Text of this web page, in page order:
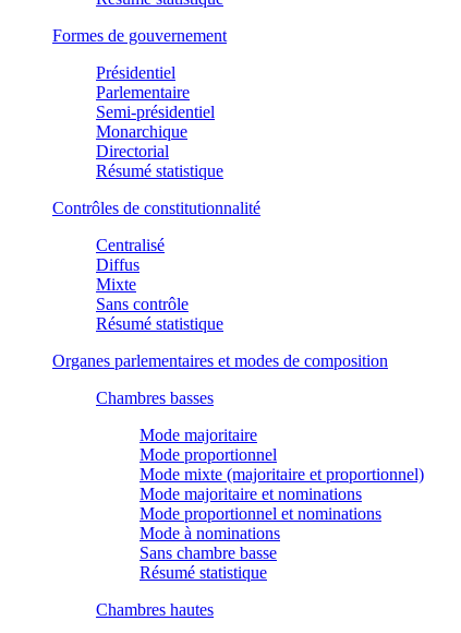
Formes de gouvernement
Présidentiel
Parlementaire
Semi-présidentiel
Monarchique
Directorial
Résumé statistique
Contrôles de constitutionnalité
Centralisé
Diffus
Mixte
Sans contrôle
Résumé statistique
Organes parlementaires et modes de composition
Chambres basses
Mode majoritaire
Mode proportionnel
Mode mixte (majoritaire et proportionnel)
Mode majoritaire et nominations
Mode proportionnel et nominations
Mode à nominations
Sans chambre basse
Résumé statistique
Chambres hautes